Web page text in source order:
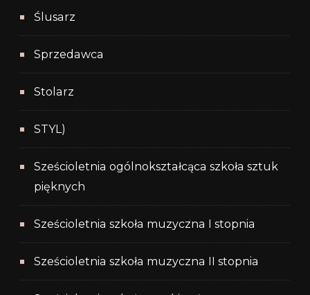
Ślusarz
Sprzedawca
Stolarz
STYL)
Sześcioletnia ogólnokształcąca szkoła sztuk
pięknych
Sześcioletnia szkoła muzyczna I stopnia
Sześcioletnia szkoła muzyczna II stopnia